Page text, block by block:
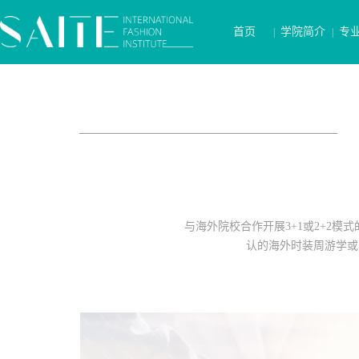
首页 学院简介 专
与海外院校合作开展3+1或2+2模
认的海外时装周游学